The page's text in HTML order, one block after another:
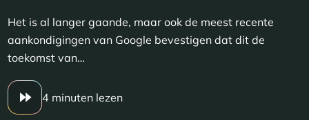
Het is al langer gaande, maar ook de meest recente
aankondigingen van Google bevestigen dat dit de
toekomst van…
4 minuten lezen